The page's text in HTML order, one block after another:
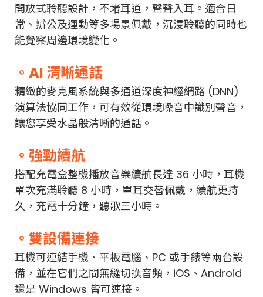
開放式聆聽設計，不堵耳道，聲聲入耳。適合日
常、辦公及運動等多場景佩戴，沉浸聆聽的同時也
能覺察周邊環境變化。
。AI 清晰通話
精緻的麥克風系統與多通道深度神經網路 (DNN)
演算法協同工作，可有效從環境噪音中識別聲音，
讓您享受水晶般清晰的通話。
。強勁續航
搭配充電盒整機播放音樂續航長達 36 小時，耳機
單次充滿聆聽 8 小時，單耳交替佩戴，續航更持
久，充電十分鐘，聽歌三小時。
。雙設備連接
耳機可連結手機、平板電腦、PC 或手錶等兩台設
備，並在它們之間無縫切換音頻，iOS、Android
還是 Windows 皆可連接。